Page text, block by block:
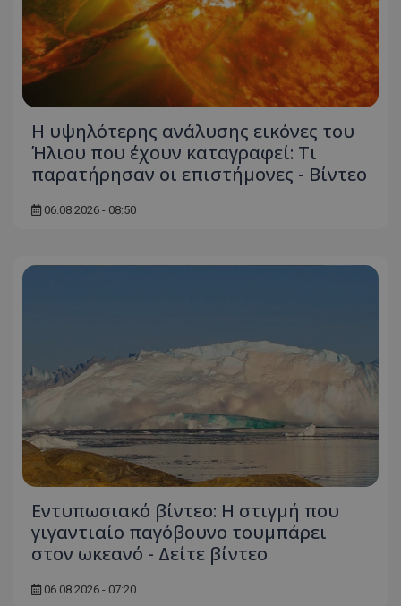
Η υψηλότερης ανάλυσης εικόνες του
Ήλιου που έχουν καταγραφεί: Τι
παρατήρησαν οι επιστήμονες - Βίντεο
06.08.2026 - 08:50
Εντυπωσιακό βίντεο: Η στιγμή που
γιγαντιαίο παγόβουνο τουμπάρει
στον ωκεανό - Δείτε βίντεο
06.08.2026 - 07:20